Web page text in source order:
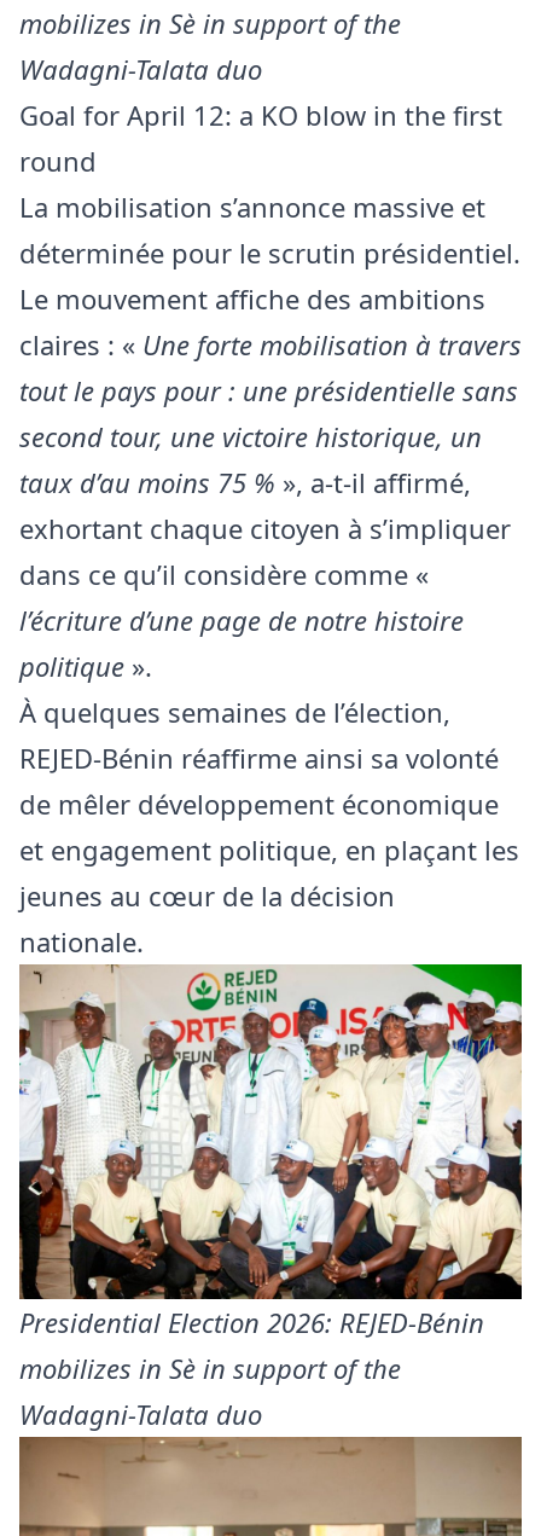
mobilizes in Sè in support of the
Wadagni-Talata duo
Goal for April 12: a KO blow in the first
round
La mobilisation s’annonce massive et
déterminée pour le scrutin présidentiel.
Le mouvement affiche des ambitions
claires : « Une forte mobilisation à travers
tout le pays pour : une présidentielle sans
second tour, une victoire historique, un
taux d’au moins 75 % », a-t-il affirmé,
exhortant chaque citoyen à s’impliquer
dans ce qu’il considère comme «
l’écriture d’une page de notre histoire
politique ».
À quelques semaines de l’élection,
REJED-Bénin réaffirme ainsi sa volonté
de mêler développement économique
et engagement politique, en plaçant les
jeunes au cœur de la décision
nationale.
Presidential Election 2026: REJED-Bénin
mobilizes in Sè in support of the
Wadagni-Talata duo